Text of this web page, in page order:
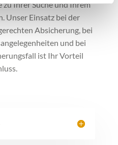
Ihrer Suche und Ihrem
Unser Einsatz bei der
Absicherung, bei
und bei
ist Ihr Vorteil